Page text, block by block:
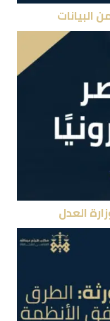
البيانات
العدل